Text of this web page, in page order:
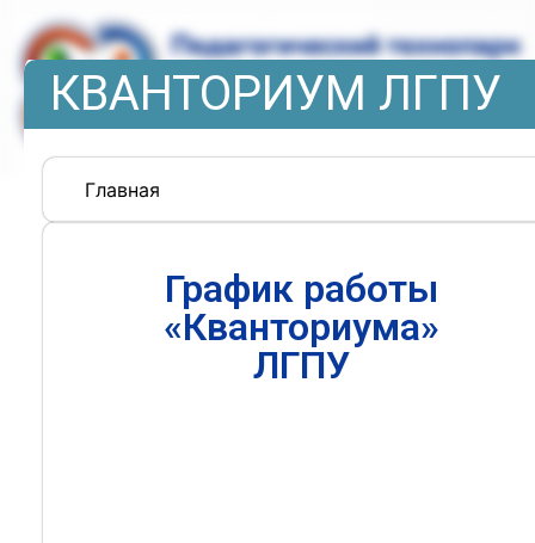
КВАНТОРИУМ ЛГПУ
Главная
График работы
«Кванториума»
ЛГПУ